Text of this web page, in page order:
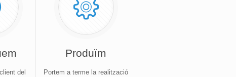
del
Produïm
Portem a terme la realització